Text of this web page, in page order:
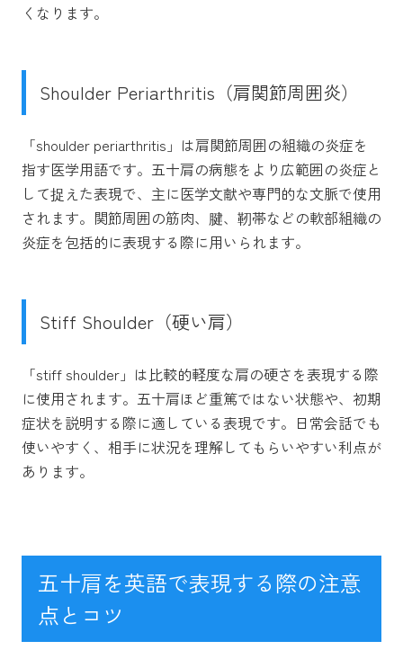
くなります。
Shoulder Periarthritis（肩関節周囲炎）
「shoulder periarthritis」は肩関節周囲の組織の炎症を
指す医学用語です。五十肩の病態をより広範囲の炎症と
して捉えた表現で、主に医学文献や専門的な文脈で使用
されます。関節周囲の筋肉、腱、靭帯などの軟部組織の
炎症を包括的に表現する際に用いられます。
Stiff Shoulder（硬い肩）
「stiff shoulder」は比較的軽度な肩の硬さを表現する際
に使用されます。五十肩ほど重篤ではない状態や、初期
症状を説明する際に適している表現です。日常会話でも
使いやすく、相手に状況を理解してもらいやすい利点が
あります。
五十肩を英語で表現する際の注意
点とコツ